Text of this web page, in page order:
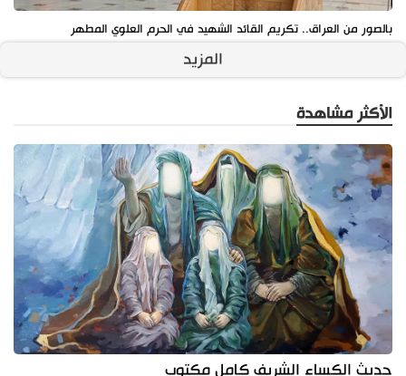
بالصور من العراق.. تكريم القائد الشهيد في الحرم العلوي المطهر
المزيد
الأكثر مشاهدة
حديث الكساء الشريف كامل مكتوب